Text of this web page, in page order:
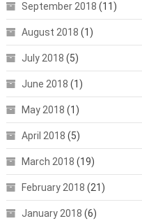
September 2018 (11)
August 2018 (1)
July 2018 (5)
June 2018 (1)
May 2018 (1)
April 2018 (5)
March 2018 (19)
February 2018 (21)
January 2018 (6)